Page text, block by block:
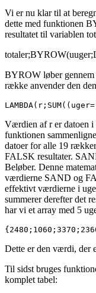
Vi er nu klar til at
dette med funktionen
resultatet til variablen
BYROW løber
række anvender den
Værdien af r er datoen
funktionen
datoer for alle 19
FALSK resultater.
Beløber. Denne
værdierne SAND og
effektivt værdierne i
summerer derefter det
har vi et array med 5
Dette er den værdi, der
Til sidst bruges
komplet tabel: